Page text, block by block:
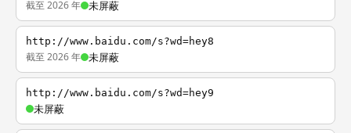
截至 2026 年 未屏蔽
http://www.baidu.com/s?wd=hey8
截至 2026 年 未屏蔽
http://www.baidu.com/s?wd=hey9
未屏蔽